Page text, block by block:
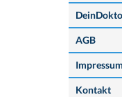
AGB
Impressum
Kontakt